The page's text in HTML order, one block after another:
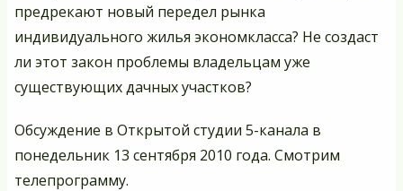
предрекают новый передел рынка
индивидуального жилья экономкласса? Не создаст
ли этот закон проблемы владельцам уже
существующих дачных участков?
Обсуждение в Открытой студии 5-канала в
понедельник 13 сентября 2010 года. Смотрим
телепрограмму.